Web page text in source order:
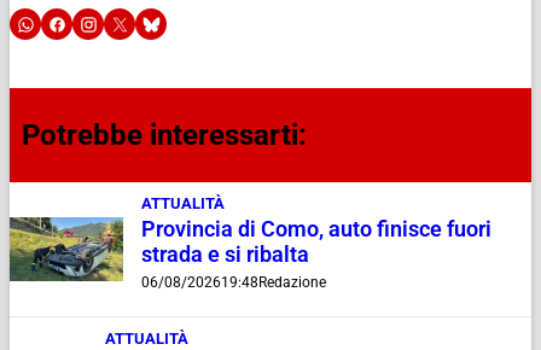
Potrebbe interessarti:
ATTUALITÀ
Provincia di Como, auto finisce fuori
strada e si ribalta
06/08/202619:48 Redazione
ATTUALITÀ